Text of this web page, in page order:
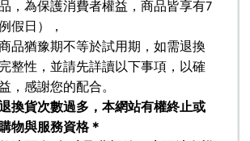
，為保護消費者權益，商品皆享有7
假日），
品猶豫期不等於試用期，如需退換
整性，並請先詳讀以下事項，以確
，感謝您的配合。
換貨次數過多，本網站有權終止或
物與服務資格＊